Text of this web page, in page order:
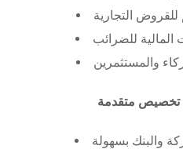
التجارية
للضرائب
والمستثمرين
والبنك بسهولة